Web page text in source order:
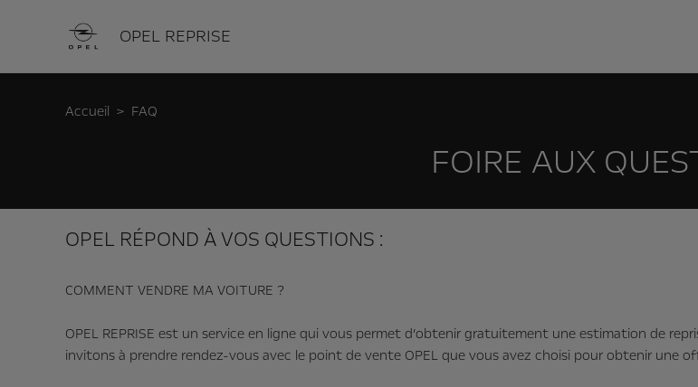
OPEL REPRISE
Accueil FAQ
FOIRE AUX
OPEL RÉPOND À VOS QUESTIONS :
COMMENT VENDRE MA VOITURE ?
OPEL REPRISE est un service en ligne qui vous permet d’obtenir gratuitement une estimation de
invitons à prendre rendez-vous avec le point de vente OPEL que vous avez choisi pour obtenir une